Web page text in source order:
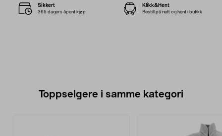
Sikkert
365 dagers åpent kjøp
Klikk&Hent
Bestill på nett og hent i butikk
Toppselgere i samme kategori